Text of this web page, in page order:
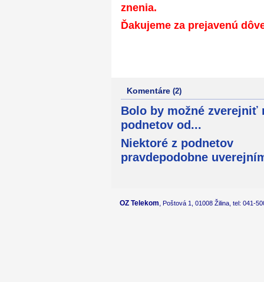
znenia.
Ďakujeme za prejavenú
Komentáre (2)
Bolo by možné zverejniť
podnetov od...
Niektoré z podnetov
pravdepodobne
OZ Telekom, Poštová 1, 01008 Žilina, tel: 041-